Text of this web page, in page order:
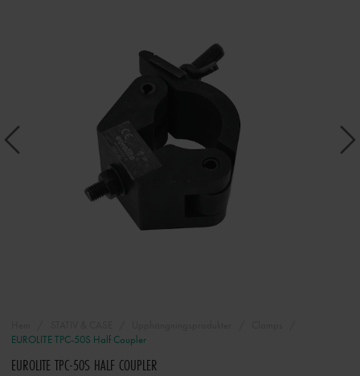
EUROLITE TPC-50S Half Coupler
EUROLITE TPC-50S HALF COUPLER